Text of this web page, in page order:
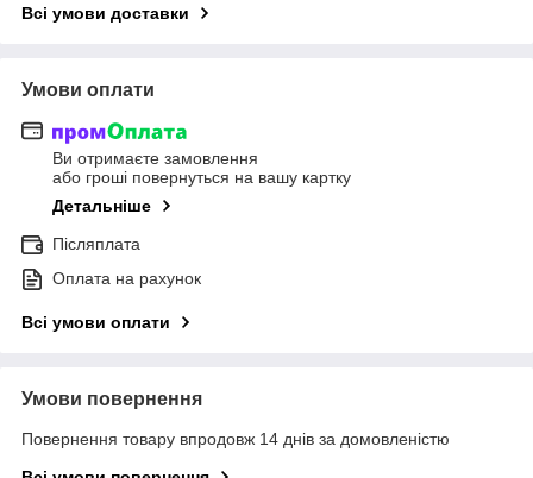
Всі умови доставки
Умови оплати
Ви отримаєте замовлення
або гроші повернуться на вашу картку
Детальніше
Післяплата
Оплата на рахунок
Всі умови оплати
Умови повернення
Повернення товару впродовж 14 днів за домовленістю